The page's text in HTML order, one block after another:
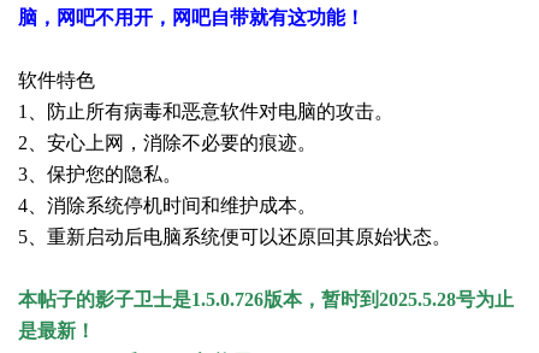
脑，网吧不用开，网吧自带就有这功能！
软件特色
1、防止所有病毒和恶意软件对电脑的攻击。
2、安心上网，消除不必要的痕迹。
3、保护您的隐私。
4、消除系统停机时间和维护成本。
5、重新启动后电脑系统便可以还原回其原始状态。
本帖子的影子卫士是1.5.0.726版本，暂时到2025.5.28号为止
是最新！